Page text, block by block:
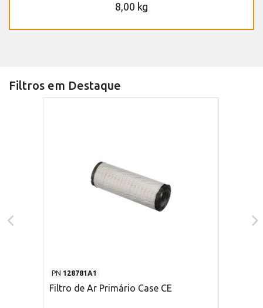
8,00 kg
Filtros em Destaque
PN 128781A1
Filtro de Ar Primário Case CE